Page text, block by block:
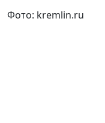
Фото: kremlin.ru